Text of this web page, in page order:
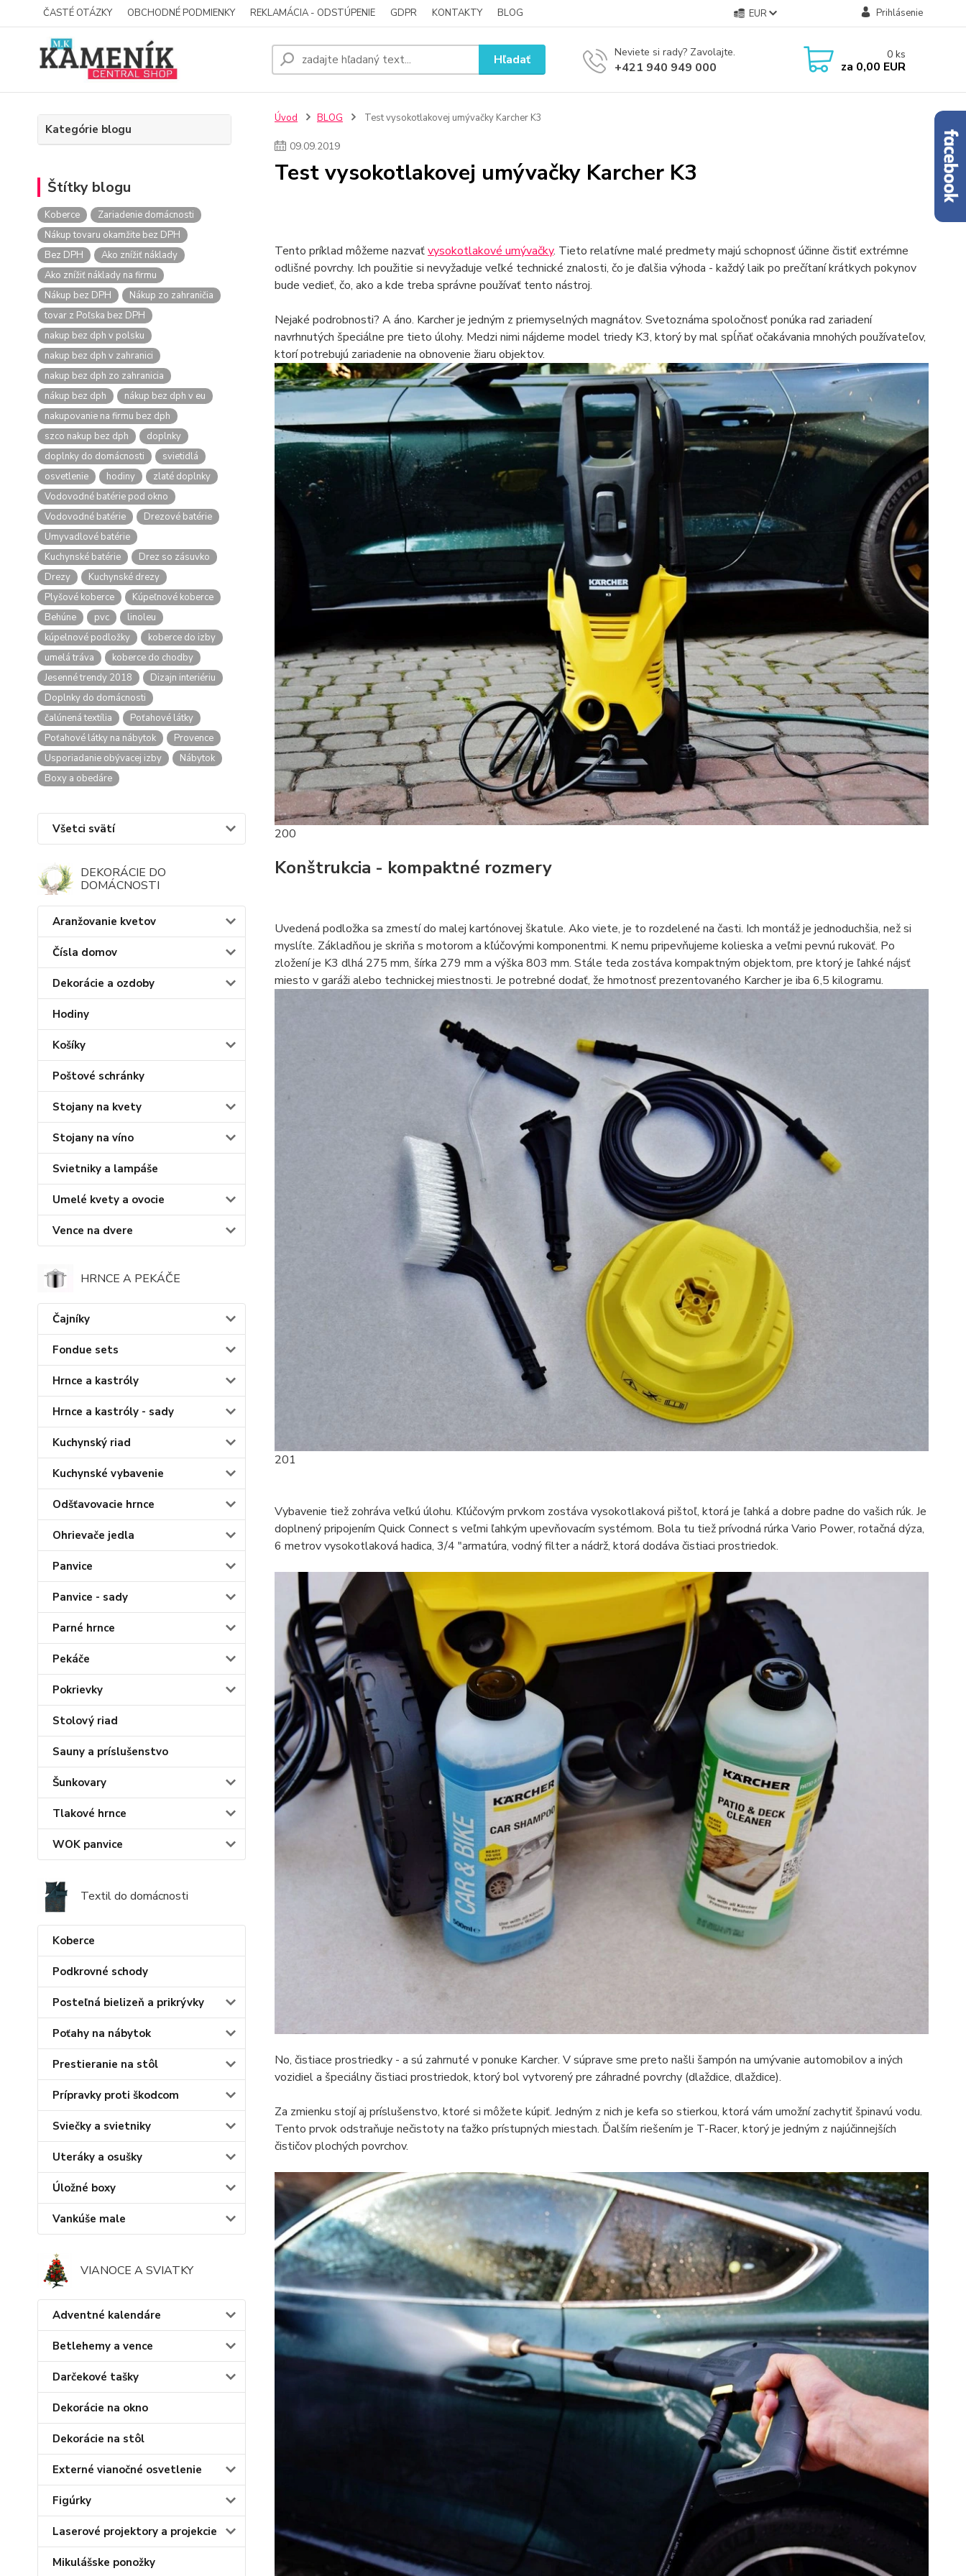
ČASTÉ OTÁZKY OBCHODNÉ PODMIENKY REKLAMÁCIA - ODSTÚPENIE GDPR KONTAKTY BLOG EUR Prihlásenie
Hľadať Neviete si rady? Zavolajte.
+421 940 949 000
0 ks
za 0,00 EUR
Kategórie blogu
Štítky blogu
Koberce
Zariadenie domácnosti
Nákup tovaru okamžite bez DPH
Bez DPH
Ako znížiť náklady
Ako znížiť náklady na firmu
Nákup bez DPH
Nákup zo zahraničia
tovar z Poľska bez DPH
nakup bez dph v polsku
nakup bez dph v zahranici
nakup bez dph zo zahranicia
nákup bez dph
nákup bez dph v eu
nakupovanie na firmu bez dph
szco nakup bez dph
doplnky
doplnky do domácnosti
svietidlá
osvetlenie
hodiny
zlaté doplnky
Vodovodné batérie pod okno
Vodovodné batérie
Drezové batérie
Umyvadlové batérie
Kuchynské batérie
Drez so zásuvko
Drezy
Kuchynské drezy
Plyšové koberce
Kúpeľnové koberce
Behúne
pvc
linoleu
kúpelnové podložky
koberce do izby
umelá tráva
koberce do chodby
Jesenné trendy 2018
Dizajn interiériu
Doplnky do domácnosti
čalúnená textília
Poťahové látky
Poťahové látky na nábytok
Provence
Usporiadanie obývacej izby
Nábytok
Boxy a obedáre
Všetci svätí
DEKORÁCIE DO
DOMÁCNOSTI
Aranžovanie kvetov
Čísla domov
Dekorácie a ozdoby
Hodiny
Košíky
Poštové schránky
Stojany na kvety
Stojany na víno
Svietniky a lampáše
Umelé kvety a ovocie
Vence na dvere
HRNCE A PEKÁČE
Čajníky
Fondue sets
Hrnce a kastróly
Hrnce a kastróly - sady
Kuchynský riad
Kuchynské vybavenie
Odšťavovacie hrnce
Ohrievače jedla
Panvice
Panvice - sady
Parné hrnce
Pekáče
Pokrievky
Stolový riad
Sauny a príslušenstvo
Šunkovary
Tlakové hrnce
WOK panvice
Textil do domácnosti
Koberce
Podkrovné schody
Posteľná bielizeň a prikrývky
Poťahy na nábytok
Prestieranie na stôl
Prípravky proti škodcom
Sviečky a svietniky
Uteráky a osušky
Úložné boxy
Vankúše male
VIANOCE A SVIATKY
Adventné kalendáre
Betlehemy a vence
Darčekové tašky
Dekorácie na okno
Dekorácie na stôl
Externé vianočné osvetlenie
Figúrky
Laserové projektory a projekcie
Mikulášske ponožky
Úvod BLOG Test vysokotlakovej umývačky Karcher K3
09.09.2019
Test vysokotlakovej umývačky Karcher K3
Tento príklad môžeme nazvaťvysokotlakové umývačky. Tieto relatívne malé predmety majú schopnosť účinne čistiť extrémne
odlišné povrchy. Ich použitie si nevyžaduje veľké technické znalosti, čo je ďalšia výhoda - každý laik po prečítaní krátkych pokynov
bude vedieť, čo, ako a kde treba správne používať tento nástroj.
Nejaké podrobnosti? A áno. Karcher je jedným z priemyselných magnátov. Svetoznáma spoločnosť ponúka rad zariadení
navrhnutých špeciálne pre tieto úlohy. Medzi nimi nájdeme model triedy K3, ktorý by mal spĺňať očakávania mnohých používateľov,
ktorí potrebujú zariadenie na obnovenie žiaru objektov.
200
Konštrukcia - kompaktné rozmery
Uvedená podložka sa zmestí do malej kartónovej škatule. Ako viete, je to rozdelené na časti. Ich montáž je jednoduchšia, než si
myslíte. Základňou je skriňa s motorom a kľúčovými komponentmi. K nemu pripevňujeme kolieska a veľmi pevnú rukoväť. Po
zložení je K3 dlhá 275 mm, šírka 279 mm a výška 803 mm. Stále teda zostáva kompaktným objektom, pre ktorý je ľahké nájsť
miesto v garáži alebo technickej miestnosti. Je potrebné dodať, že hmotnosť prezentovaného Karcher je iba 6,5 kilogramu.
201
Vybavenie tiež zohráva veľkú úlohu. Kľúčovým prvkom zostáva vysokotlaková pištoľ, ktorá je ľahká a dobre padne do vašich rúk. Je
doplnený pripojením Quick Connect s veľmi ľahkým upevňovacím systémom. Bola tu tiež prívodná rúrka Vario Power, rotačná dýza,
6 metrov vysokotlaková hadica, 3/4 "armatúra, vodný filter a nádrž, ktorá dodáva čistiaci prostriedok.
No, čistiace prostriedky - a sú zahrnuté v ponuke Karcher. V súprave sme preto našli šampón na umývanie automobilov a iných
vozidiel a špeciálny čistiaci prostriedok, ktorý bol vytvorený pre záhradné povrchy (dlaždice, dlaždice).
Za zmienku stojí aj príslušenstvo, ktoré si môžete kúpiť. Jedným z nich je kefa so stierkou, ktorá vám umožní zachytiť špinavú vodu.
Tento prvok odstraňuje nečistoty na ťažko prístupných miestach. Ďalším riešením je T-Racer, ktorý je jedným z najúčinnejších
čističov plochých povrchov.